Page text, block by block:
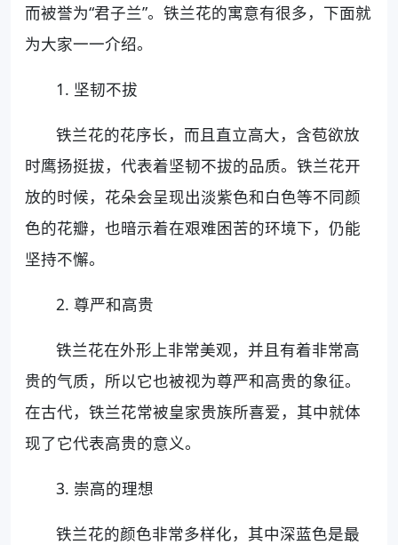
而被誉为“君子兰”。铁兰花的寓意有很多，下面就
为大家一一介绍。
1. 坚韧不拔
铁兰花的花序长，而且直立高大，含苞欲放
时鹰扬挺拔，代表着坚韧不拔的品质。铁兰花开
放的时候，花朵会呈现出淡紫色和白色等不同颜
色的花瓣，也暗示着在艰难困苦的环境下，仍能
坚持不懈。
2. 尊严和高贵
铁兰花在外形上非常美观，并且有着非常高
贵的气质，所以它也被视为尊严和高贵的象征。
在古代，铁兰花常被皇家贵族所喜爱，其中就体
现了它代表高贵的意义。
3. 崇高的理想
铁兰花的颜色非常多样化，其中深蓝色是最